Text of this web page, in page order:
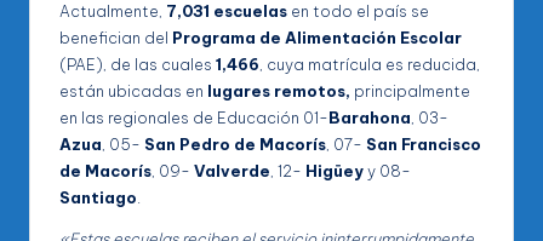
Actualmente, 7,031 escuelas en todo el país se
benefician del Programa de Alimentación Escolar
(PAE), de las cuales 1,466 , cuya matrícula es reducida,
están ubicadas en lugares remotos, principalmente
en las regionales de Educación 01-Barahona , 03-
Azua , 05- San Pedro de Macorís , 07- San Francisco
de Macorís , 09- Valverde , 12- Higüeyy 08-
Santiago